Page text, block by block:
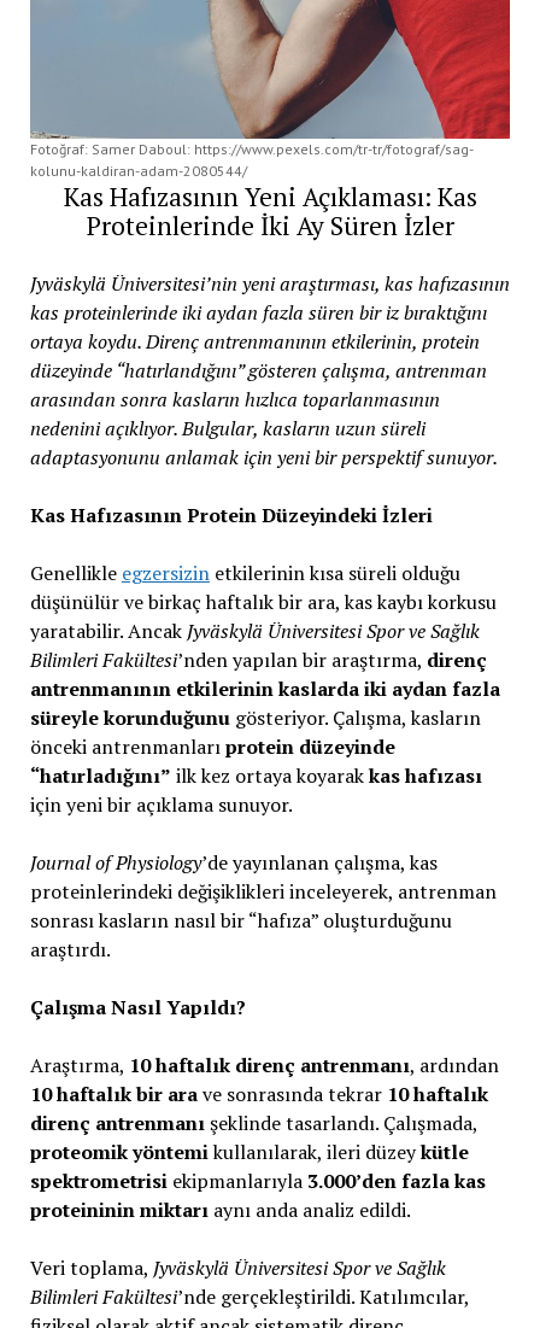
Fotoğraf: Samer Daboul: https://www.pexels.com/tr-tr/fotograf/sag-
kolunu-kaldiran-adam-2080544/
Kas Hafızasının Yeni Açıklaması: Kas
Proteinlerinde İki Ay Süren İzler
Jyväskylä Üniversitesi’nin yeni araştırması, kas hafızasının
kas proteinlerinde iki aydan fazla süren bir iz bıraktığını
ortaya koydu. Direnç antrenmanının etkilerinin, protein
düzeyinde “hatırlandığını” gösteren çalışma, antrenman
arasından sonra kasların hızlıca toparlanmasının
nedenini açıklıyor. Bulgular, kasların uzun süreli
adaptasyonunu anlamak için yeni bir perspektif sunuyor.
Kas Hafızasının Protein Düzeyindeki İzleri
Genellikle egzersizinetkilerinin kısa süreli olduğu
düşünülür ve birkaç haftalık bir ara, kas kaybı korkusu
yaratabilir. Ancak Jyväskylä Üniversitesi Spor ve Sağlık
Bilimleri Fakültesi’nden yapılan bir araştırma, direnç
antrenmanının etkilerinin kaslarda iki aydan fazla
süreyle korunduğunugösteriyor. Çalışma, kasların
önceki antrenmanlarıprotein düzeyinde
“hatırladığını” ilk kez ortaya koyarakkas hafızası
için yeni bir açıklama sunuyor.
Journal of Physiology’de yayınlanan çalışma, kas
proteinlerindeki değişiklikleri inceleyerek, antrenman
sonrası kasların nasıl bir “hafıza” oluşturduğunu
araştırdı.
Çalışma Nasıl Yapıldı?
Araştırma, 10 haftalık direnç antrenmanı, ardından
10 haftalık bir arave sonrasında tekrar 10 haftalık
direnç antrenmanışeklinde tasarlandı. Çalışmada,
proteomik yöntemikullanılarak, ileri düzeykütle
spektrometrisiekipmanlarıyla 3.000’den fazla kas
proteininin miktarıaynı anda analiz edildi.
Veri toplama, Jyväskylä Üniversitesi Spor ve Sağlık
Bilimleri Fakültesi’nde gerçekleştirildi. Katılımcılar,